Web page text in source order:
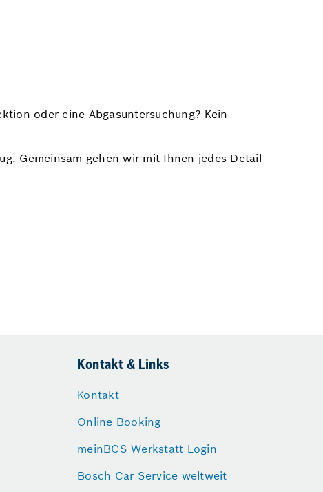
oder eine Abgasuntersuchung? Kein
Gemeinsam gehen wir mit Ihnen jedes Detail
Kontakt & Links
Kontakt
Online Booking
meinBCS Werkstatt Login
Bosch Car Service weltweit